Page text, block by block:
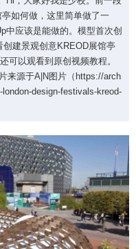
如何做，这里简单做了一
中应该是能做的。模型首次创
建景观创意KREOD展馆亭
可以观看到原创视频教程。
来源于A|N图片（https://arch
design-festivals-kreod-
KREOD展馆
advanced parame
。前一段时间有Sket
如何做，这里简单
验证在SketchUp中
用时约12分钟。您
KREOD展馆亭的完
会员还可以观看到原
写的原创文章，参考